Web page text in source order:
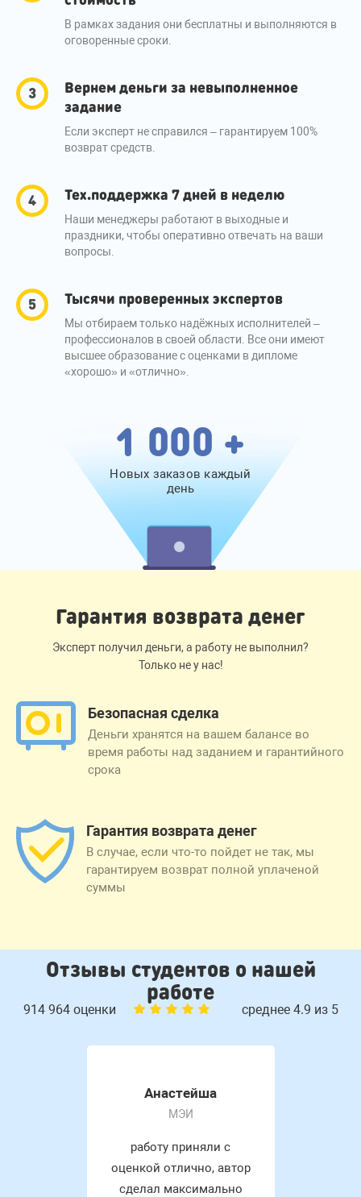
В рамках задания они бесплатны и выполняются в
оговоренные сроки.
Вернем деньги за невыполненное
задание
Если эксперт не справился – гарантируем 100%
возврат средств.
Тех.поддержка 7 дней в неделю
Наши менеджеры работают в выходные и
праздники, чтобы оперативно отвечать на ваши
вопросы.
Тысячи проверенных экспертов
Мы отбираем только надёжных исполнителей –
профессионалов в своей области. Все они имеют
высшее образование с оценками в дипломе
«хорошо» и «отлично».
1 000 +
Новых заказов каждый
день
Гарантия возврата денег
Эксперт получил деньги, а работу не выполнил?
Только не у нас!
Безопасная сделка
Деньги хранятся на вашем балансе во
время работы над заданием и гарантийного
срока
Гарантия возврата денег
В случае, если что-то пойдет не так, мы
гарантируем возврат полной уплаченой
суммы
Отзывы студентов о нашей
работе
914 964 оценки среднее 4.9 из 5
Анастейша
МЭИ
работу приняли с
оценкой отлично, автор
сделал максимально